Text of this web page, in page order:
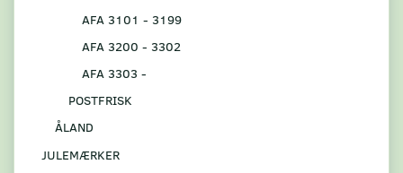
AFA 3101 - 3199
AFA 3200 - 3302
AFA 3303 -
POSTFRISK
ÅLAND
JULEMÆRKER